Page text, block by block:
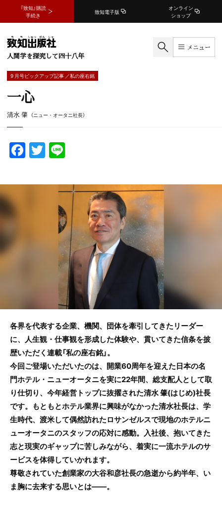
『致知』購読
手続き
致知電子版
オンライン
ショップ
人間学を探究して四十八年
メニュー
9 月号ピックアップ記事 ／私の座右銘
一心
清水 肇 （ニュー・オータニ社長）
F
a
c
o
T
w
itt
er
e
各界を代表する企業、機関、団体を牽引してきたリーダー
に、人生観・仕事観を形成した体験や、貫いてきた信条を披
歴いただく連載「私の座右銘」。
今回ご登場いただいたのは、開業60周年を迎えた日本の名
門ホテル・ニューオータニを実に22年間、総支配人として取
り仕切り、今年経営トップに抜擢された清水 肇(はじめ)社長
です。もともとホテル業界に興味がなかった清水社長は、学
生時代、渡米して偶然訪れたロサンゼルスで現地のホテルニ
ューオータニのスタッフの応対に感動。入社後、抱いてきた
志と現実のギャップに苦しみながら、着実に一流ホテルのサ
ービスを体得していかれます。
尊敬されていた創業家の大谷和彦社長の急逝から約半年、い
ま胸に去来する思いとは――。